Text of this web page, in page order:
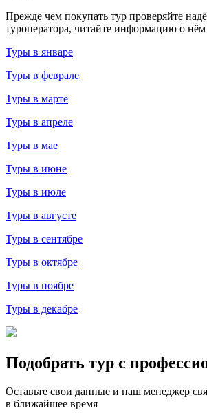
Прежде чем покупать тур проверяйте
туроператора, читайте информацию о нём
Туры в январе
Туры в феврале
Туры в марте
Туры в апреле
Туры в мае
Туры в июне
Туры в июле
Туры в августе
Туры в сентябре
Туры в октябре
Туры в ноябре
Туры в декабре
Подобрать тур с
Оставьте свои данные и наш менеджер
в ближайшее время